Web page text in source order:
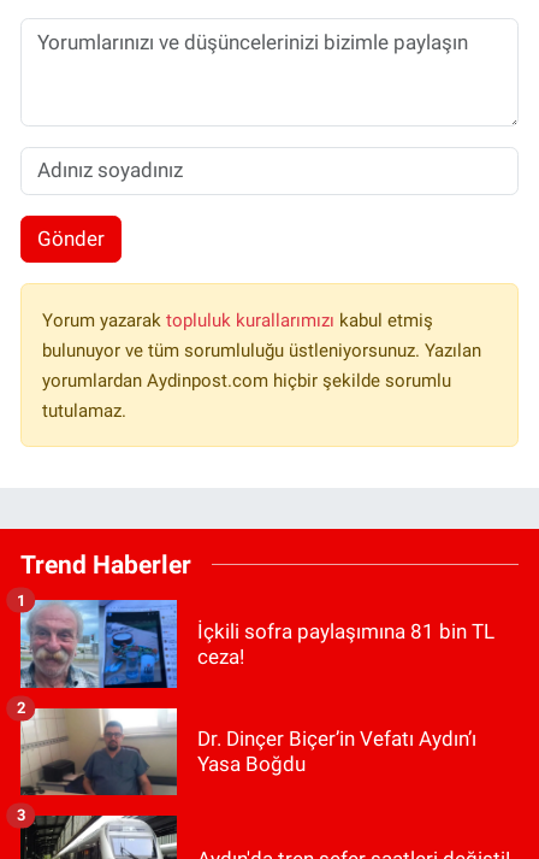
Gönder
Yorum yazarak topluluk kurallarımızı kabul etmiş
bulunuyor ve tüm sorumluluğu üstleniyorsunuz. Yazılan
yorumlardan Aydinpost.com hiçbir şekilde sorumlu
tutulamaz.
Trend Haberler
İçkili sofra paylaşımına 81 bin TL
ceza!
1
Dr. Dinçer Biçer’in Vefatı Aydın’ı
Yasa Boğdu
2
3